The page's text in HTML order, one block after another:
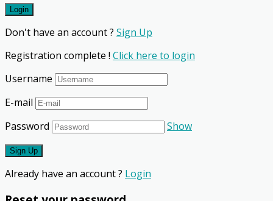
Don't have an account ? Sign Up
Registration complete ! Click here to login
Username
E-mail
Password
Show
Already have an account ? Login